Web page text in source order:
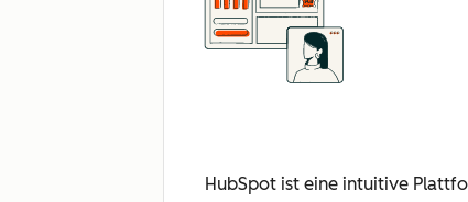
HubSpot ist eine intuitive